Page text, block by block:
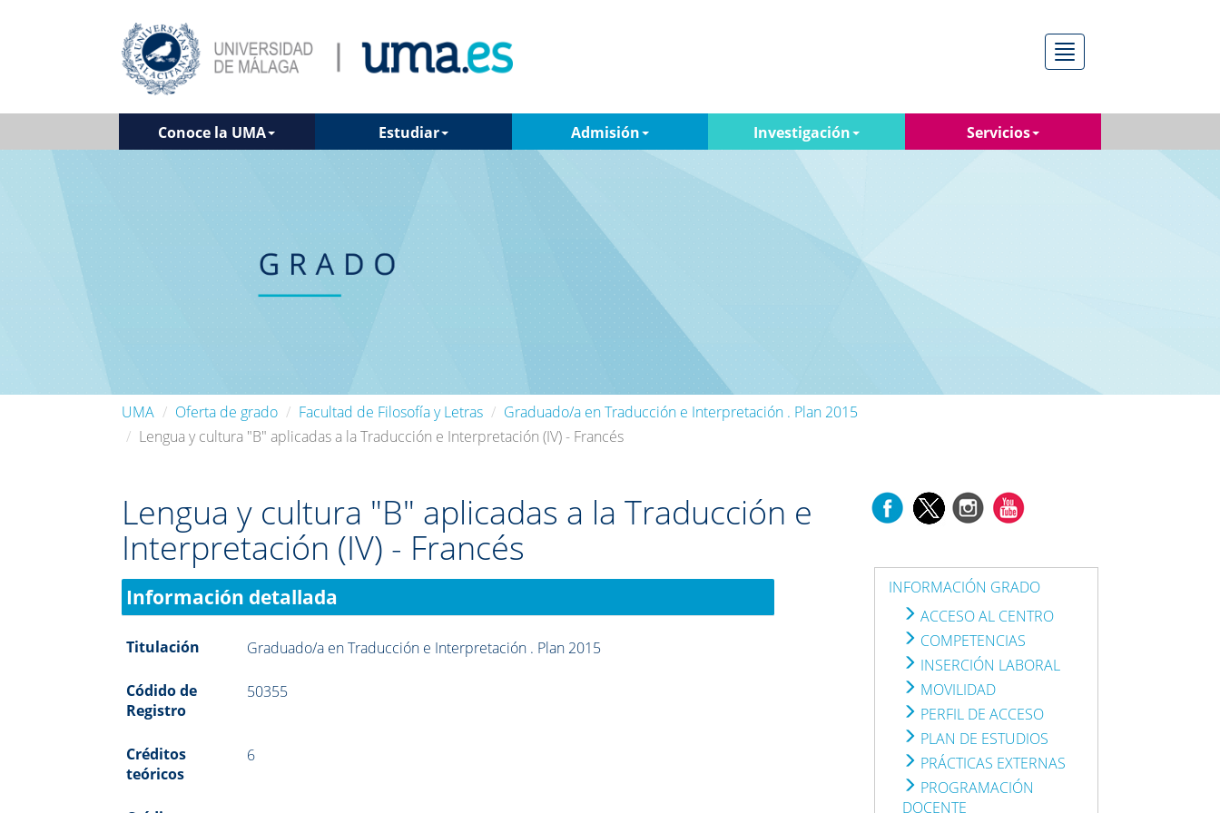
Menú
Conoce la UMA Estudiar Admisión Investigación Servicios
UMA Oferta de grado Facultad de Filosofía y Letras
Graduado/a en Traducción e Interpretación . Plan 2015
Lengua y cultura "B" aplicadas a la Traducción e Interpretación (IV) - Francés
Lengua y cultura "B" aplicadas a la Traducción e
Interpretación (IV) - Francés
Información detallada
Titulación Graduado/a en Traducción e Interpretación . Plan 2015
Códido de
Registro
50355
Créditos
teóricos
6
INFORMACIÓN GRADO
ACCESO AL CENTRO
COMPETENCIAS
INSERCIÓN LABORAL
MOVILIDAD
PERFIL DE ACCESO
PLAN DE ESTUDIOS
PRÁCTICAS EXTERNAS
PROGRAMACIÓN
DOCENTE